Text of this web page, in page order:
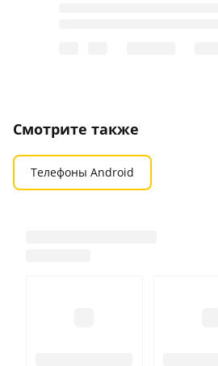
Смотрите также
Телефоны Android